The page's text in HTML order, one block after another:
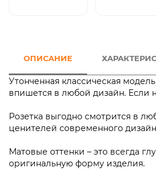
ОПИСАНИЕ
Утонченная классическая
впишется в любой дизайн. Если
Розетка выгодно смотрится в
ценителей современного
Матовые оттенки – это всегда
оригинальную форму изделия.